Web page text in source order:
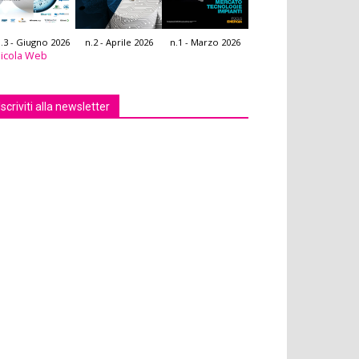
- Giugno 2026 n.2 - Aprile 2026 n.1 - Marzo 2026
Web
alla newsletter